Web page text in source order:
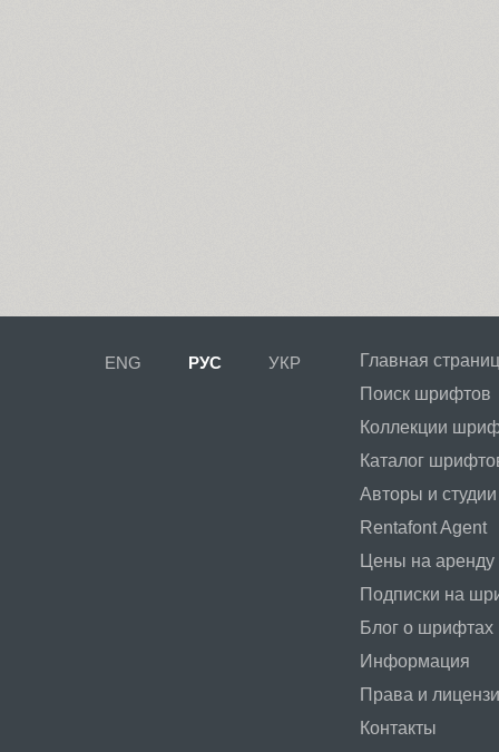
ENG РУС УКР
Главная
Поиск шрифтов
Коллекции
Каталог
Авторы и студии
Rentafont Agent
Цены на аренду
Подписки на
Блог о шрифтах
Информация
Права и
Контакты